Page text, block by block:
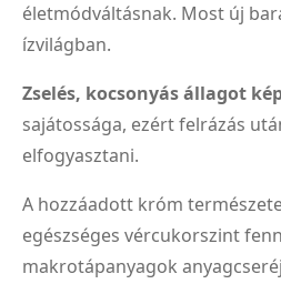
életmódváltásnak. Most új
ízvilágban.
Zselés, kocsonyás állagot
sajátossága, ezért felrázás
elfogyasztani.
A hozzáadott króm
egészséges vércukorszint
makrotápanyagok